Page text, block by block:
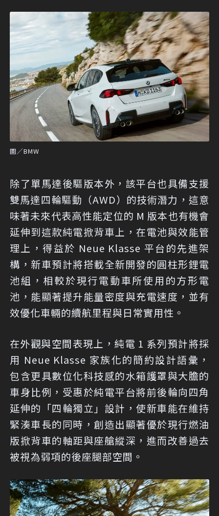
圖／BMW
除了單馬達後驅版本外，該平台也具備支援
雙馬達四輪驅動（AWD）的技術潛力，這意
味著未來代表高性能定位的 M 版本也有機會
延伸到這款純電掀背車上，在電池與效能管
理上，得益於 Neue Klasse 平台的先進架
構，新車預計將搭載全新開發的圓柱形鋰電
池組，相較於現行電動車所使用的方形電
池，能顯著提升能量密度與充電速度，並有
效優化車輛的續航里程與日常實用性。
在外觀與空間表現上，純電 1 系列預計將採
用 Neue Klasse 家族化的簡約設計語彙，
包含更具數位化科技感的水箱護罩與大膽的
車身比例，受惠於純電平台將前後輪向四角
延伸的「四輪獨立」設計，使新車能在維持
緊湊車長的同時，創造出顯著優於現行燃油
版掀背車的軸距與座艙縱深，進而改善過去
被視為弱項的後座腿部空間。